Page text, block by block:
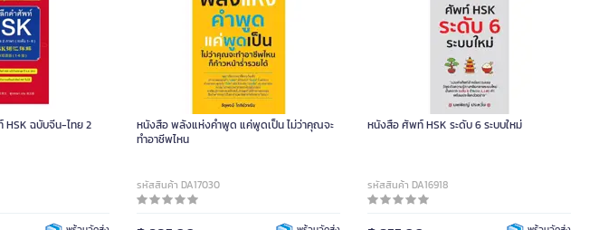
HSK ฉบับจีน-ไทย 2
หนังสือ พลังแห่งคำพูด แค่พูดเป็น ไม่ว่าคุณจะ
ทำอาชีพไหน
รหัสสินค้า DA17030
หนังสือ ศัพท์ HSK ระดับ 6 ระบบใหม่
รหัสสินค้า DA16918